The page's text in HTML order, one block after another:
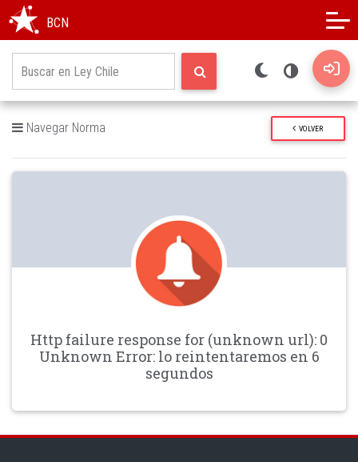
BCN
Navegar Norma VOLVER
Http failure response for (unknown url): 0
Unknown Error: lo reintentaremos en 6
segundos